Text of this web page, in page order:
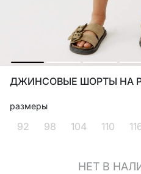
ДЖИНСОВЫЕ ШОРТЫ НА
размеры
92 98 104 110
НЕТ В